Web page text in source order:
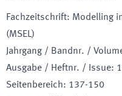
Fachzeitschrift: Modelling
(MSEL)
Jahrgang / Bandnr. /
Ausgabe / Heftnr. / Issue: 1
Seitenbereich: 137-150